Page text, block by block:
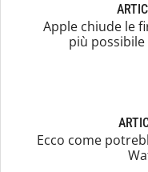
Apple chiude le
più
Ecco come